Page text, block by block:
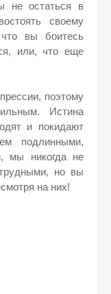
не остаться в
своему
что вы боитесь
или, что еще
поэтому
Истина
и покидают
подлинными,
мы никогда не
но вы
на них!